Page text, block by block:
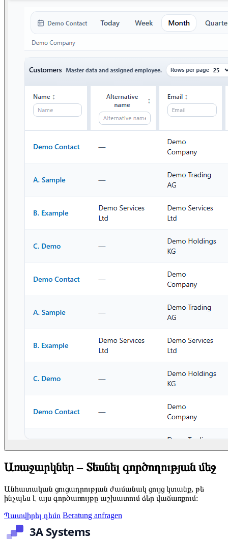
Առաջարկներ – Տեսնել գործողության մեջ
Անհատական ցուցադրության ժամանակ ցույց կտանք, թե
ինչպես է այս գործառույթը աշխատում ձեր վաճառքում։
Պատվիրել դեմո Beratung anfragen